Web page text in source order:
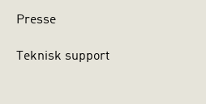
Presse
Teknisk support